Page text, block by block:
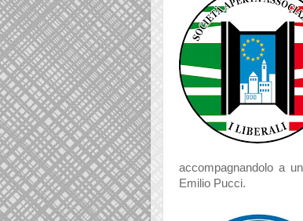
accompagnandolo a
Emilio Pucci.